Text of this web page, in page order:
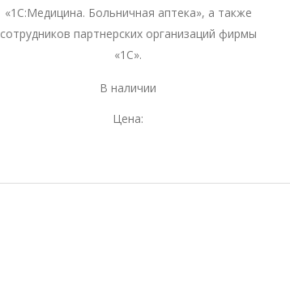
«1С:Медицина. Больничная аптека», а также
сотрудников партнерских организаций фирмы
«1С».
В наличии
Цена: